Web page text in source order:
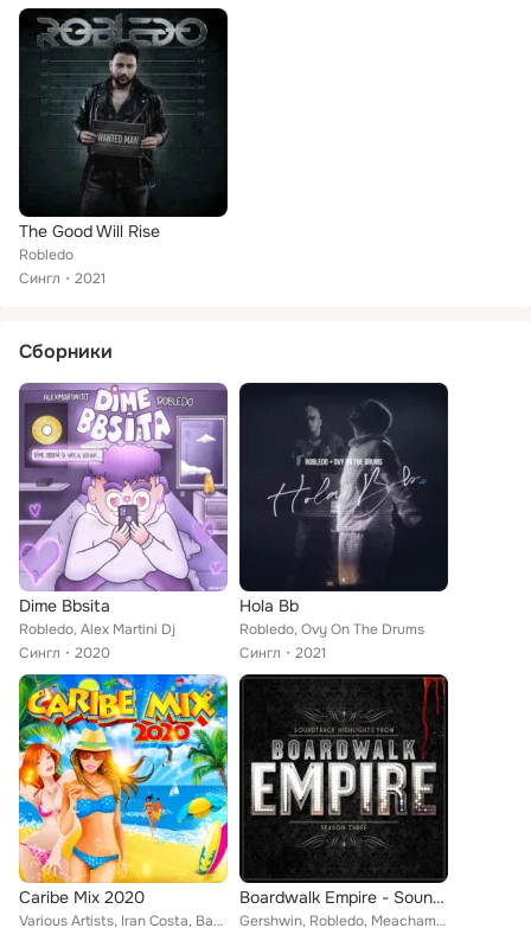
The Good Will Rise
Robledo
Сингл
2021
Сборники
Dime Bbsita
Robledo, Alex Martini Dj
Сингл
2020
Hola Bb
Robledo, Ovy On The Drums
Сингл
2021
Caribe Mix 2020
Various Artists, Iran Costa, Banda Mar Azul, KPro, Buik Box, Martín Sangar, Marcus, Gerilson Insrael, Pedro Diaz, Cláudio Ismael...
Boardwalk Empire - Soundtrack Highlights - Season Three
Gershwin, Robledo, Meacham, Conrad, Henderson, Handy, Meyer, Davis, Reinhardt, Overstreet, Wood